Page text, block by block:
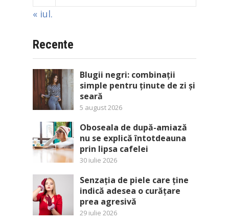
« iul.
Recente
Blugii negri: combinații
simple pentru ținute de zi și
seară
5 august 2026
Oboseala de după-amiază
nu se explică întotdeauna
prin lipsa cafelei
30 iulie 2026
Senzația de piele care ține
indică adesea o curățare
prea agresivă
29 iulie 2026